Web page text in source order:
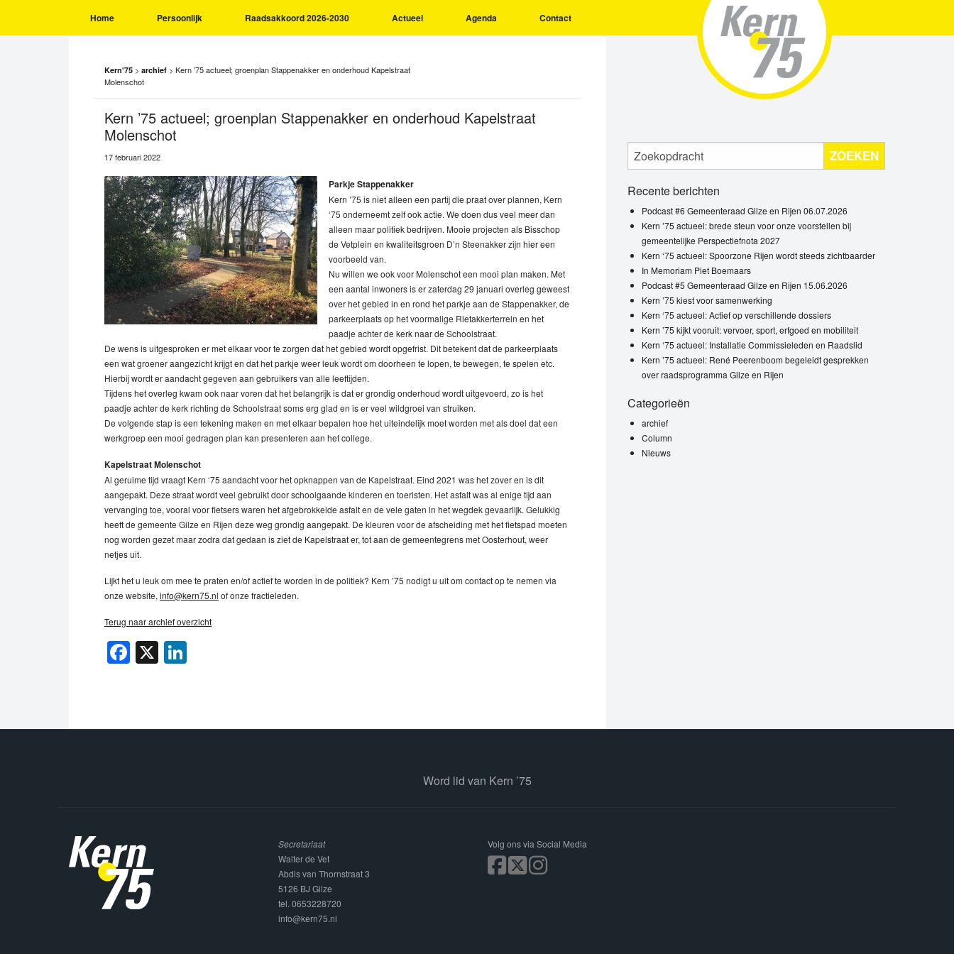
Home Persoonlijk Raadsakkoord 2026-2030 Actueel Agenda Contact
Kern'75 > archief > Kern ’75 actueel; groenplan Stappenakker en onderhoud Kapelstraat
Molenschot
Kern ’75 actueel; groenplan Stappenakker en onderhoud Kapelstraat
Molenschot
17 februari 2022
Parkje Stappenakker
Kern ’75 is niet alleen een partij die praat over plannen, Kern
‘75 onderneemt zelf ook actie. We doen dus veel meer dan
alleen maar politiek bedrijven. Mooie projecten als Bisschop
de Vetplein en kwaliteitsgroen D’n Steenakker zijn hier een
voorbeeld van.
Nu willen we ook voor Molenschot een mooi plan maken. Met
een aantal inwoners is er zaterdag 29 januari overleg geweest
over het gebied in en rond het parkje aan de Stappenakker, de
parkeerplaats op het voormalige Rietakkerterrein en het
paadje achter de kerk naar de Schoolstraat.
De wens is uitgesproken er met elkaar voor te zorgen dat het gebied wordt opgefrist. Dit betekent dat de parkeerplaats
een wat groener aangezicht krijgt en dat het parkje weer leuk wordt om doorheen te lopen, te bewegen, te spelen etc.
Hierbij wordt er aandacht gegeven aan gebruikers van alle leeftijden.
Tijdens het overleg kwam ook naar voren dat het belangrijk is dat er grondig onderhoud wordt uitgevoerd, zo is het
paadje achter de kerk richting de Schoolstraat soms erg glad en is er veel wildgroei van struiken.
De volgende stap is een tekening maken en met elkaar bepalen hoe het uiteindelijk moet worden met als doel dat een
werkgroep een mooi gedragen plan kan presenteren aan het college.
Kapelstraat Molenschot
Al geruime tijd vraagt Kern ‘75 aandacht voor het opknappen van de Kapelstraat. Eind 2021 was het zover en is dit
aangepakt. Deze straat wordt veel gebruikt door schoolgaande kinderen en toeristen. Het asfalt was al enige tijd aan
vervanging toe, vooral voor fietsers waren het afgebrokkelde asfalt en de vele gaten in het wegdek gevaarlijk. Gelukkig
heeft de gemeente Gilze en Rijen deze weg grondig aangepakt. De kleuren voor de afscheiding met het fietspad moeten
nog worden gezet maar zodra dat gedaan is ziet de Kapelstraat er, tot aan de gemeentegrens met Oosterhout, weer
netjes uit.
Lijkt het u leuk om mee te praten en/of actief te worden in de politiek? Kern ’75 nodigt u uit om contact op te nemen via
onze website, info@kern75.nl of onze fractieleden.
Terug naar archief overzicht
Facebook
X
ZOEKEN
Recente berichten
Podcast #6 Gemeenteraad Gilze en Rijen 06.07.2026
Kern ’75 actueel: brede steun voor onze voorstellen bij
gemeentelijke Perspectiefnota 2027
Kern ‘75 actueel: Spoorzone Rijen wordt steeds zichtbaarder
In Memoriam Piet Boemaars
Podcast #5 Gemeenteraad Gilze en Rijen 15.06.2026
Kern ’75 kiest voor samenwerking
Kern ‘75 actueel: Actief op verschillende dossiers
Kern ’75 kijkt vooruit: vervoer, sport, erfgoed en mobiliteit
Kern ‘75 actueel: Installatie Commissieleden en Raadslid
Kern ’75 actueel: René Peerenboom begeleidt gesprekken
over raadsprogramma Gilze en Rijen
Categorieën
archief
Column
Nieuws
Word lid van Kern ’75
Secretariaat
Walter de Vet
Abdis van Thornstraat 3
5126 BJ Gilze
tel. 0653228720
info@kern75.nl
Volg ons via Social Media